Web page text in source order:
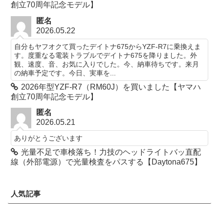
創立70周年記念モデル】
匿名
2026.05.22
自分もヤフオクて買ったデイトナ675からYZF-R7に乗換えま
す。度重なる電装トラブルでデイトナ675を降りました。外
観、速度、音、お気に入りでした。今、納車待ちです。来月
の納車予定です。今日、実車を...
2026年型YZF-R7（RM60J）を買いました【ヤマハ
創立70周年記念モデル】
匿名
2026.05.21
ありがとうございます
光量不足で車検落ち！力技のヘッドライトバッ直配
線（外部電源）で光量検査をパスする【Daytona675】
人気記事